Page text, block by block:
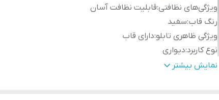
ویژگی‌های نظافتی:قابلیت نظافت آسان
رنگ قاب:سفید
ویژگی ظاهری تابلو:دارای قاب
نوع کاربرد:دیواری
ویژگی‌های مقاومتی
نمایش بیشتر